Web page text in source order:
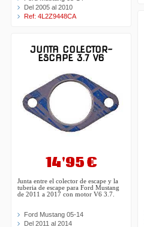
Del 2005 al 2010
Ref: 4L2Z9448CA
JUNTA COLECTOR-
ESCAPE 3.7 V6
14'95 €
Junta entre el colector de escape y la
tuberia de escape para Ford Mustang
de 2011 a 2017 con motor V6 3.7.
Ford Mustang 05-14
Del 2011 al 2014